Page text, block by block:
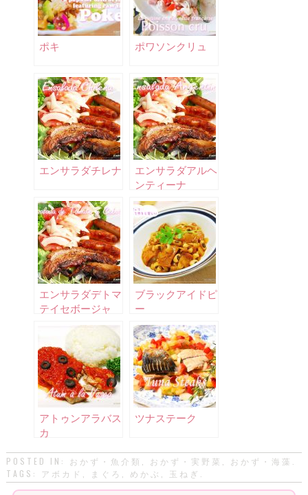
ポキ ポワソンクリュ
エンサラダチレナ
エンサラダアルヘ
ンティーナ
エンサラダデトマ
テイセボージャ
ブラックアイドピ
ー
アトゥンアラバス
カ
ツナステーク
POSTED IN: おかず・魚介類 おかず・実野菜 おかず・海藻
TAGS: アボカド まぐろ めかぶ 玉ねぎ